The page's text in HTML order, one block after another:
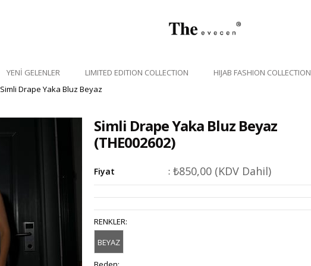
YENİ GELENLER LIMITED EDITION COLLECTION HIJAB FASHION COLLECTION
Simli Drape Yaka Bluz Beyaz
Simli Drape Yaka Bluz Beyaz
(THE002602)
Fiyat : ₺850,00 (KDV Dahil)
RENKLER:
BEYAZ